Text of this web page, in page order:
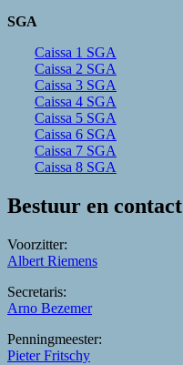
SGA
Caissa 1 SGA
Caissa 2 SGA
Caissa 3 SGA
Caissa 4 SGA
Caissa 5 SGA
Caissa 6 SGA
Caissa 7 SGA
Caissa 8 SGA
Bestuur en contact
Voorzitter:
Albert Riemens
Secretaris:
Arno Bezemer
Penningmeester:
Pieter Fritschy